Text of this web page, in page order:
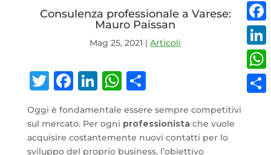
Consulenza professionale a Varese:
Mauro Paissan
Mag 25, 2021 |Articoli
Twitter
Facebook
LinkedIn
WhatsApp
Condividi
Oggi è fondamentale essere sempre competitivi
sul mercato. Per ogni professionistache vuole
acquisire costantemente nuovi contatti per lo
sviluppo del proprio business, l’obiettivo